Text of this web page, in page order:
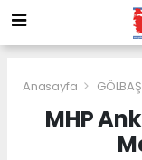
Anasayfa
MHP